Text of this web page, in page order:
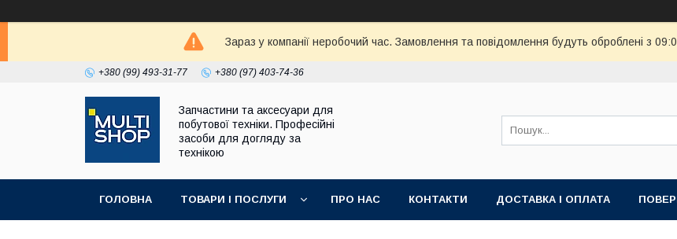
Зараз у компанії неробочий час. Замовлення та повідомлення будуть оброблені з
+380 (99) 493-31-77 +380 (97) 403-74-36
Запчастини та аксесуари для
побутової техніки. Професійні
засоби для догляду за
технікою
ГОЛОВНА ТОВАРИ І ПОСЛУГИ ПРО НАС КОНТАКТИ ДОСТАВКА І ОПЛАТА